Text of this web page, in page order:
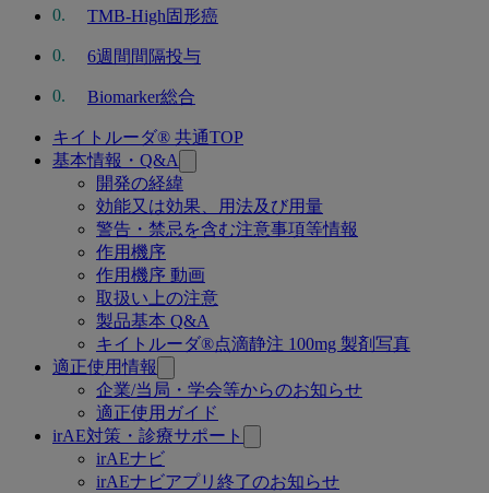
TMB-High固形癌
6週間間隔投与
Biomarker総合
キイトルーダ® 共通TOP
基本情報・Q&A
開発の経緯
効能又は効果、用法及び用量
警告・禁忌を含む注意事項等情報
作用機序
作用機序 動画
取扱い上の注意
製品基本 Q&A
キイトルーダ®点滴静注 100mg 製剤写真
適正使用情報
企業/当局・学会等からのお知らせ
適正使用ガイド
irAE対策・診療サポート
irAEナビ
irAEナビアプリ終了のお知らせ